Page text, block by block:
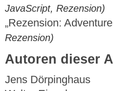
JavaScript, Rezension)
„Rezension:
Rezension)
Autoren dieser
Jens Dörpinghaus